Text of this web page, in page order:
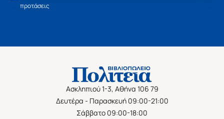
προτάσεις
Ασκληπιού 1-3, Αθήνα 106 79
Δευτέρα - Παρασκευή 09:00-21:00
Σάββατο 09:00-18:00